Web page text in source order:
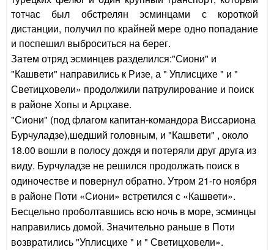
тотчас был обстрелян эсминцами с короткой
дистанции, получил по крайней мере одно попадание
и поспешил выброситься на берег.
Затем отряд эсминцев разделился:"Сиони" и
"Кашвети" направились к Ризе, а " Уплисцихе " и "
Светицховели» продолжили патрулирование и поиск
в районе Хопы и Арцхаве.
"Сиони" (под флагом капитан-командора Виссариона
Бурчуладзе),шедший головным, и "Кашвети" , около
18.00 вошли в полосу дождя и потеряли друг друга из
виду. Бурчуладзе не решился продолжать поиск в
одиночестве и повернул обратно. Утром 21-го ноября
в районе Поти «Сиони» встретился с «Кашвети».
Бесцельно проболтавшись всю ночь в море, эсминцы
направились домой. Значительно раньше в Поти
возвратились "Уплисцихе " и " Светицховели».